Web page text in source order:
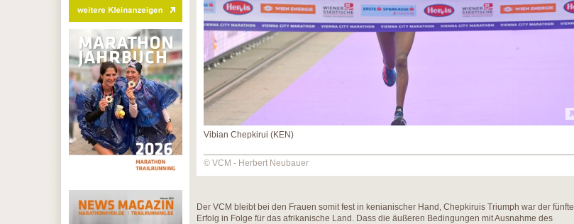
Vibian Chepkirui (KEN)
© VCM - Herbert Neubauer
Der VCM bleibt bei den Frauen somit fest in kenianischer Hand, Chepkiruis Triumph war der fünfte
Erfolg in Folge für das afrikanische Land. Dass die äußeren Bedingungen mit Ausnahme des